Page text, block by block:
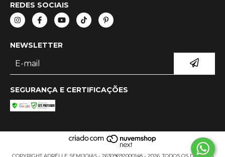
REDES SOCIAIS
NEWSLETTER
SEGURANÇA E CERTIFICAÇÕES
COPYRIGHT ADRÉLLE SEMIJOIAS - 26309692000148 - 2026. TODOS OS DIREITOS